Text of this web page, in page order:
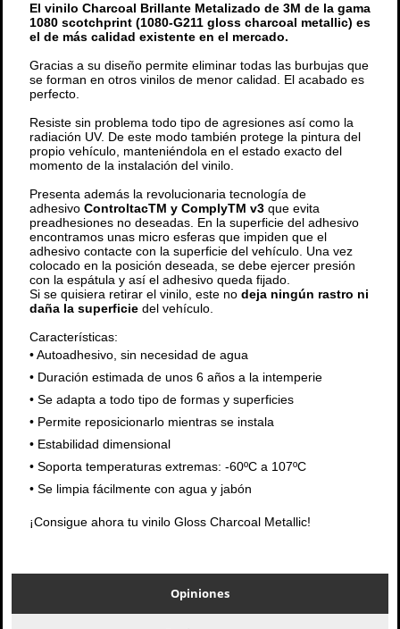
El vinilo Charcoal Brillante Metalizado de 3M de la gama
1080 scotchprint (1080-G211 gloss charcoal metallic) es
el de más calidad existente en el mercado.
Gracias a su diseño permite eliminar todas las burbujas que
se forman en otros vinilos de menor calidad. El acabado es
perfecto.
Resiste sin problema todo tipo de agresiones así como la
radiación UV. De este modo también protege la pintura del
propio vehículo, manteniéndola en el estado exacto del
momento de la instalación del vinilo.
Presenta además la revolucionaria tecnología de
adhesivo ControltacTM y ComplyTM v3 que evita
preadhesiones no deseadas. En la superficie del adhesivo
encontramos unas micro esferas que impiden que el
adhesivo contacte con la superficie del vehículo. Una vez
colocado en la posición deseada, se debe ejercer presión
con la espátula y así el adhesivo queda fijado.
Si se quisiera retirar el vinilo, este no deja ningún rastro ni
daña la superficie del vehículo.
Características:
•Autoadhesivo, sin necesidad de agua
• Duración estimada de unos 6 años a la intemperie
• Se adapta a todo tipo de formas y superficies
• Permite reposicionarlo mientras se instala
• Estabilidad dimensional
• Soporta temperaturas extremas: -60ºC a 107ºC
• Se limpia fácilmente con agua y jabón
¡Consigue ahora tu vinilo Gloss Charcoal Metallic!
Opiniones